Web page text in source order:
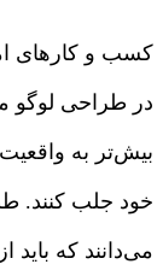
کسب و کارهای
در طراحی لوگو
بیش‌تر به
خود جلب کنند.
می‌دانند که